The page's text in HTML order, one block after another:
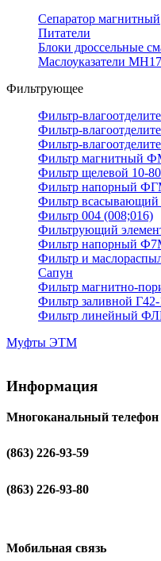
Сепаратор магнитный
Питатели
Блоки дроссельные
Маслоуказатели
Фильтрующее
Фильтр-
Фильтр-
Фильтр-
Фильтр магнитный
Фильтр щелевой 10-
Фильтр напорный
Фильтр всасывающий
Фильтр 004 (008;016)
Фильтрующий
Фильтр напорный
Фильтр и
Сапун
Фильтр магнитно-
Фильтр заливной
Фильтр линейный
Муфты ЭТМ
Информация
Многоканальный телефон
(863) 226-93-59
(863) 226-93-80
Мобильная связь